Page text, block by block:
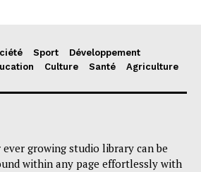
Sport
Développement
Culture Santé Agriculture
growing studio library can be
within any page effortlessly with